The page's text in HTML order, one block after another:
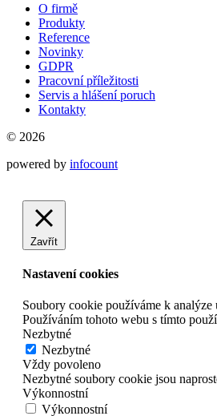
O firmě
Produkty
Reference
Novinky
GDPR
Pracovní příležitosti
Servis a hlášení poruch
Kontakty
© 2026
powered by infocount
Zavřít
Nastavení cookies
Soubory cookie používáme k
Používáním tohoto webu s tímto
Nezbytné
Nezbytné
Vždy povoleno
Nezbytné soubory cookie jsou
Výkonnostní
Výkonnostní